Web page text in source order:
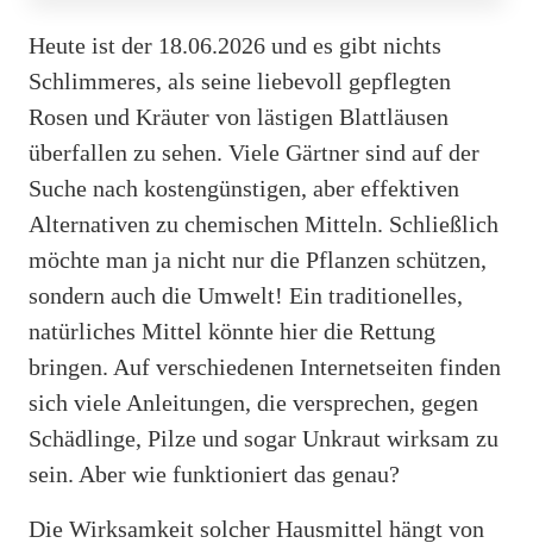
Heute ist der 18.06.2026 und es gibt nichts
Schlimmeres, als seine liebevoll gepflegten
Rosen und Kräuter von lästigen Blattläusen
überfallen zu sehen. Viele Gärtner sind auf der
Suche nach kostengünstigen, aber effektiven
Alternativen zu chemischen Mitteln. Schließlich
möchte man ja nicht nur die Pflanzen schützen,
sondern auch die Umwelt! Ein traditionelles,
natürliches Mittel könnte hier die Rettung
bringen. Auf verschiedenen Internetseiten finden
sich viele Anleitungen, die versprechen, gegen
Schädlinge, Pilze und sogar Unkraut wirksam zu
sein. Aber wie funktioniert das genau?
Die Wirksamkeit solcher Hausmittel hängt von